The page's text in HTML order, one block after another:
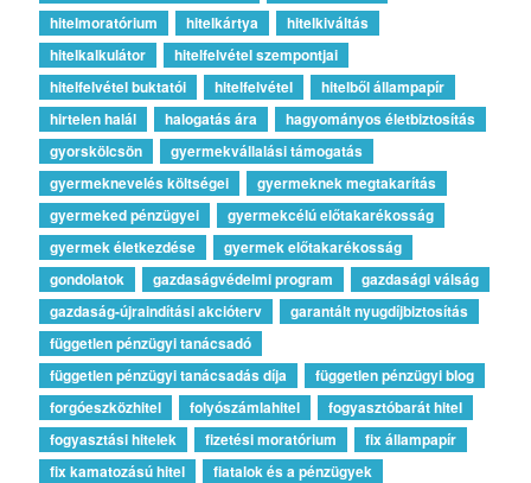
hitelmoratórium
hitelkártya
hitelkiváltás
hitelkalkulátor
hitelfelvétel szempontjai
hitelfelvétel buktatói
hitelfelvétel
hitelből állampapír
hirtelen halál
halogatás ára
hagyományos életbiztosítás
gyorskölcsön
gyermekvállalási támogatás
gyermeknevelés költségei
gyermeknek megtakarítás
gyermeked pénzügyei
gyermekcélú előtakarékosság
gyermek életkezdése
gyermek előtakarékosság
gondolatok
gazdaságvédelmi program
gazdasági válság
gazdaság-újraindítási akcióterv
garantált nyugdíjbiztosítás
független pénzügyi tanácsadó
független pénzügyi tanácsadás díja
független pénzügyi blog
forgóeszközhitel
folyószámlahitel
fogyasztóbarát hitel
fogyasztási hitelek
fizetési moratórium
fix állampapír
fix kamatozású hitel
fiatalok és a pénzügyek